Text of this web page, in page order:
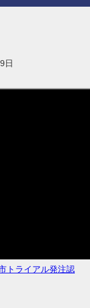
日
トライアル発注認